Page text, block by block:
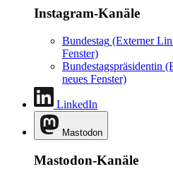
Instagram-Kanäle
Bundestag (Externer
Fenster)
Bundestagspräsidentin
neues Fenster)
LinkedIn
Mastodon
Mastodon-Kanäle